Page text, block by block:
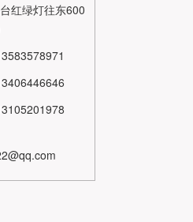
红绿灯往东600